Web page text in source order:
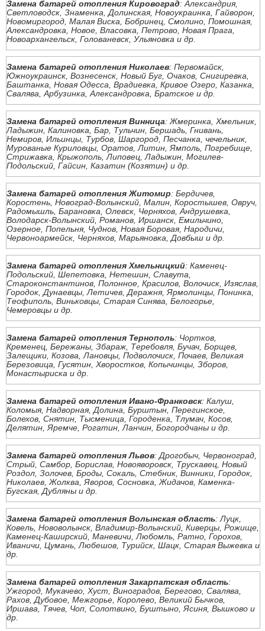
Замена батарей отопления Кировоград: Александрия,
Светловодск, Знаменка, Долинская, Новоукраинка, Гайворон,
Новомиргород, Малая Виска, Бобринец, Смолино, Помошная,
Александровка, Новое, Власовка, Петрово, Новая Прага,
Новоархангельск, Голованевск, Ульяновка и др.
Замена батарей отопления Николаев: Первомайск,
Южноукраинск, Вознесенск, Новый Буг, Очаков, Снигиревка,
Баштанка, Новая Одесса, Врадиевка, Кривое Озеро, Казанка,
Свалява, Арбузинка, Александровка, Братское и др.
Замена батарей отопления Винница: Жмеринка, Хмельник,
Ладыжин, Калиновка, Бар, Тульчин, Бершадь, Гнивань,
Немиров, Ильинцы, Турбов, Шаргород, Песчанка, чечельник,
Мурованые Куриловцы, Оратов, Литин, Ямполь, Погребище,
Стрижавка, Крыжополь, Липовец, Ладыжин, Могилев-
Подольский, Гайсин, Казатин (Козятин) и др.
Замена батарей отопления Житомир: Бердичев,
Коростень, Новоград-Волынский, Малин, Коростышев, Овруч,
Радомышль, Барановка, Олевск, Черняхов, Андрушевка,
Володарск-Волынский, Романов, Иршанск, Емильчино,
Озерное, Попельня, Чуднов, Новая Боровая, Народичи,
Червоноармейск, Черняхов, Марьяновка, Довбыш и др.
Замена батарей отопления Хмельницкий: Каменец-
Подольский, Шепетовка, Нетешин, Славута,
Староконстантинов, Полонное, Красилов, Волочиск, Изяслав,
Городок, Дунаевцы, Летичев, Деражня, Ярмолинцы, Понинка,
Теофиполь, Виньковцы, Старая Синява, Белогорье,
Чемеровцы и др.
Замена батарей отопления Тернополь: Чортков,
Кременец, Бережаны, Збараж, Теребовля, Бучач, Борщев,
Залещики, Козова, Лановцы, Подволочиск, Почаев, Великая
Березовица, Гусятин, Хворостков, Копычинцы, Зборов,
Монастыриска и др.
Замена батарей отопления Ивано-Франковск: Калуш,
Коломыя, Надворная, Долина, Бурштын, Перегинское,
Болехов, Снятин, Тысменица, Городенка, Тлумач, Косов,
Делятин, Яремче, Рогатин, Ланчин, Богородчаны и др.
Замена батарей отопления Львов: Дрогобыч, Червоноград,
Стрый, Самбор, Борислав, Новояворовск, Трускавец, Новый
Роздол, Золочев, Броды, Сокаль, Стебник, Винники, Городок,
Николаев, Жолква, Яворов, Сосновка, Жидачов, Каменка-
Бугская, Дубляны и др.
Замена батарей отопления Волынская область: Луцк,
Ковель, Нововолынск, Владимир-Волынский, Киверцы, Рожище,
Каменец-Каширский, Маневичи, Любомль, Ратно, Горохов,
Иваничи, Цумань, Любешов, Турийск, Шацк, Старая Выжевка и
др.
Замена батарей отопления Закарпатская область:
Ужгород, Мукачево, Хуст, Виноградов, Берегово, Свалява,
Рахов, Дубовое, Межгорье, Королево, Великий Бычков,
Иршава, Тячев, Чоп, Солотвино, Буштыно, Ясиня, Вышково и
др.